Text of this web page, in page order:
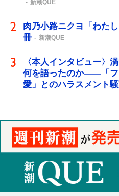
新潮QUE
肉乃小路ニクヨ「わた
冊
新潮QUE
〈本人インタビュー〉
何を語ったのか――「フ
愛」とのハラスメント